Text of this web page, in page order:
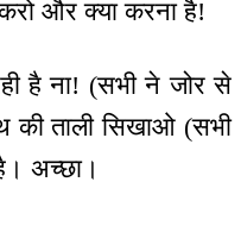
और क्या करना है!
है ना! (सभी ने जोर से
की ताली सिखाओ (सभी
अच्छा।